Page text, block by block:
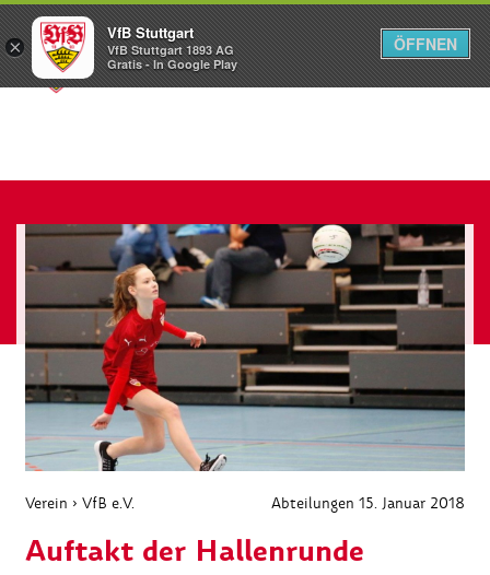
Menü
Verein › VfB e.V. Abteilungen 15. Januar 2018
Auftakt der Hallenrunde
×
VfB Stuttgart
VfB Stuttgart 1893 AG
Gratis - In Google Play
ÖFFNEN